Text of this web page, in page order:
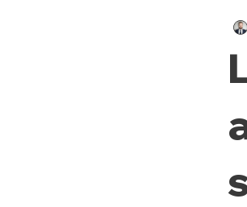
Identité